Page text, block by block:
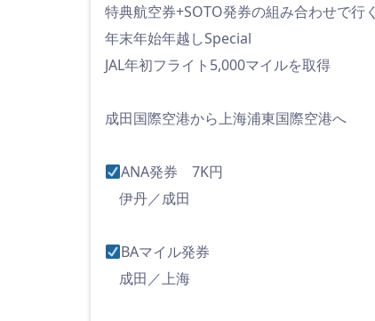
特典航空券+SOTO発券の組み合わせで行く
年末年始年越しSpecial
JAL年初フライト5,000マイルを取得
成田国際空港から上海浦東国際空港へ
ANA発券 7K円
伊丹／成田
BAマイル発券
成田／上海